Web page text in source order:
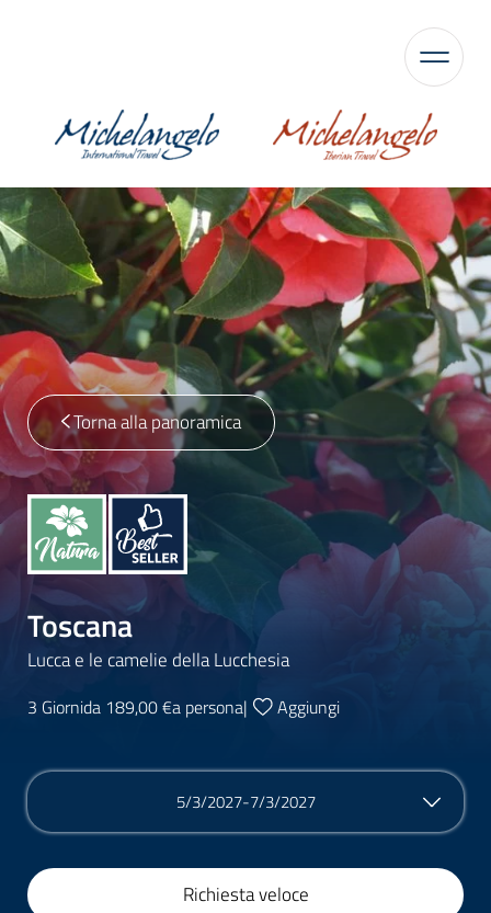
Torna alla panoramica
Toscana
Lucca e le camelie della Lucchesia
3 Giornida 189,00 €a persona| Aggiungi
5/3/2027-7/3/2027
Richiesta veloce